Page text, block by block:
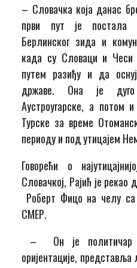
– Словачка која данас
први пут је постала
Берлинског зида и
када су Словаци и
путем разиђу и да
државе. Она је
Аустроугарске, а потом
Турске за време
периоду и под утицајем
Говорећи о
Словачкој, Рајић је
Роберт Фицо на челу
СМЕР.
– Он је политичар
оријентације, представља